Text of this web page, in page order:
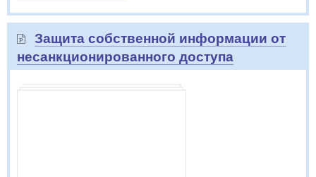
Защита собственной информации от
несанкционированного доступа